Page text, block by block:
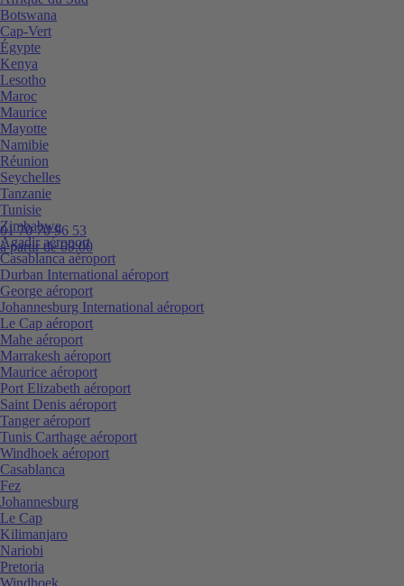
01 70 70 96 53
à partir de 09:00
Botswana
Cap-Vert
Égypte
Kenya
Lesotho
Maroc
Maurice
Mayotte
Namibie
Réunion
Seychelles
Tanzanie
Tunisie
Zimbabwe
Agadir aéroport
Casablanca aéroport
Durban International aéroport
George aéroport
Johannesburg International aéroport
Le Cap aéroport
Mahe aéroport
Marrakesh aéroport
Maurice aéroport
Port Elizabeth aéroport
Saint Denis aéroport
Tanger aéroport
Tunis Carthage aéroport
Windhoek aéroport
Casablanca
Fez
Johannesburg
Le Cap
Kilimanjaro
Nariobi
Pretoria
Windhoek